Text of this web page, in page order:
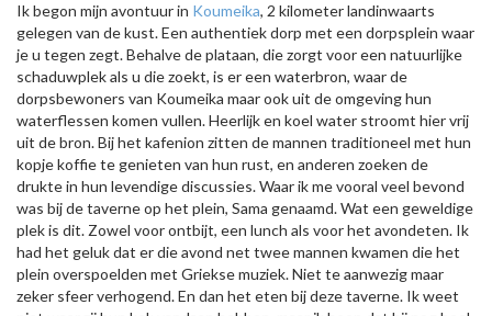
Ik begon mijn avontuur in Koumeika, 2 kilometer landinwaarts
gelegen van de kust. Een authentiek dorp met een dorpsplein waar
je u tegen zegt. Behalve de plataan, die zorgt voor een natuurlijke
schaduwplek als u die zoekt, is er een waterbron, waar de
dorpsbewoners van Koumeika maar ook uit de omgeving hun
waterflessen komen vullen. Heerlijk en koel water stroomt hier vrij
uit de bron. Bij het kafenion zitten de mannen traditioneel met hun
kopje koffie te genieten van hun rust, en anderen zoeken de
drukte in hun levendige discussies. Waar ik me vooral veel bevond
was bij de taverne op het plein, Sama genaamd. Wat een geweldige
plek is dit. Zowel voor ontbijt, een lunch als voor het avondeten. Ik
had het geluk dat er die avond net twee mannen kwamen die het
plein overspoelden met Griekse muziek. Niet te aanwezig maar
zeker sfeer verhogend. En dan het eten bij deze taverne. Ik weet